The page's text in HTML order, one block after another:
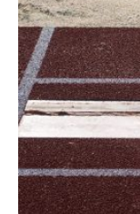
e
s
a
g
o